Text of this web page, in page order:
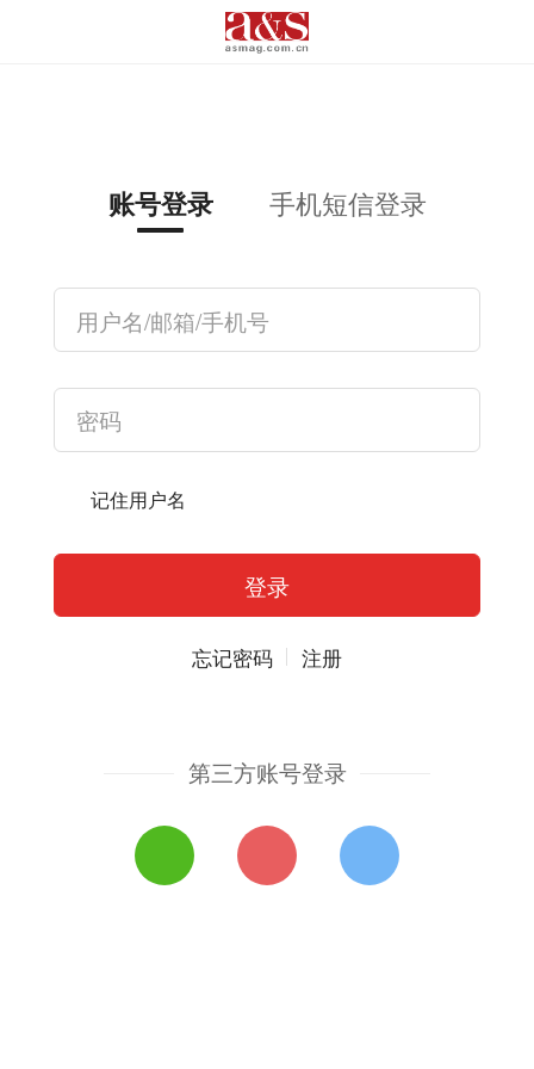
账号登录 手机短信登录
记住用户名
忘记密码 注册
第三方账号登录